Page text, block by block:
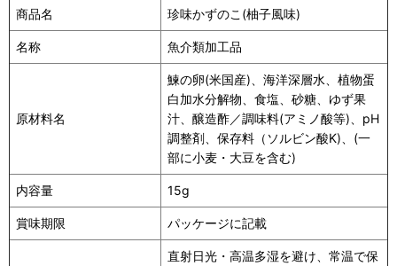
商品名 珍味かずのこ(柚子風味)
名称 魚介類加工品
原材料名
鰊の卵(米国産)、海洋深層水、植物蛋
白加水分解物、食塩、砂糖、ゆず果
汁、醸造酢／調味料(アミノ酸等)、pH
調整剤、保存料（ソルビン酸K)、(一
部に小麦・大豆を含む)
内容量 15g
賞味期限 パッケージに記載
直射日光・高温多湿を避け、常温で保